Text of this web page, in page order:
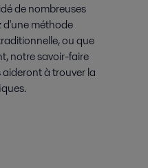
de nombreuses
d'une méthode
ou que
notre savoir-faire
à trouver la